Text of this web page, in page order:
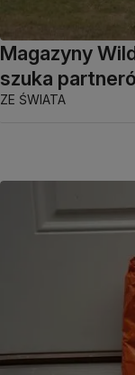
Magazyny
szuka
ZE ŚWIATA